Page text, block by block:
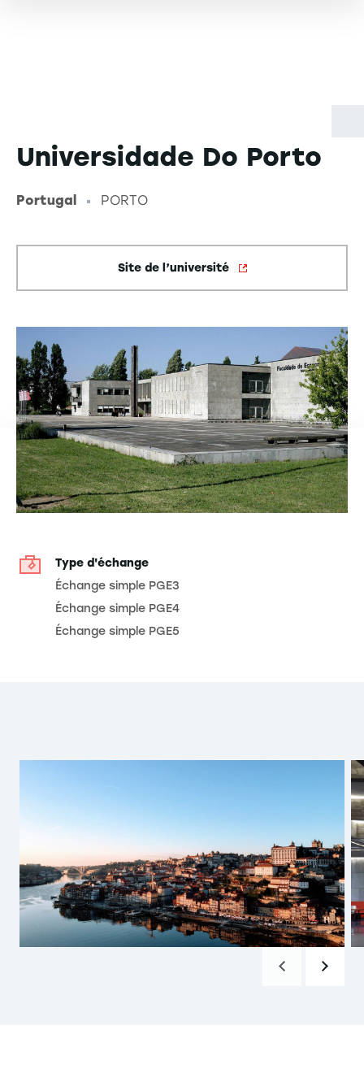
Universidade Do Porto
Portugal PORTO
Site de l’université
Type d'échange
Échange simple PGE3
Échange simple PGE4
Échange simple PGE5